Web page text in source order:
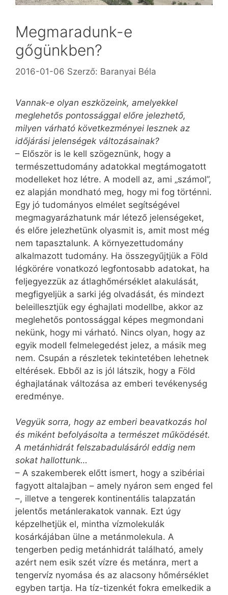
Megmaradunk-e
gőgünkben?
2016-01-06 Szerző: Baranyai Béla
Vannak-e olyan eszközeink, amelyekkel
meglehetős pontossággal előre jelezhető,
milyen várható következményei lesznek az
időjárási jelenségek változásainak?
– Először is le kell szögeznünk, hogy a
természettudomány adatokkal megtámogatott
modelleket hoz létre. A modell az, ami „számol”,
ez alapján mondható meg, hogy mi fog történni.
Egy jó tudományos elmélet segítségével
megmagyarázhatunk már létező jelenségeket,
és előre jelezhetünk olyasmit is, amit most még
nem tapasztalunk. A környezettudomány
alkalmazott tudomány. Ha összegyűjtjük a Föld
légkörére vonatkozó legfontosabb adatokat, ha
feljegyezzük az átlaghőmérséklet alakulását,
megfigyeljük a sarki jég olvadását, és mindezt
beleillesztjük egy éghajlati modellbe, akkor az
meglehetős pontossággal képes megmondani
nekünk, hogy mi várható. Nincs olyan, hogy az
egyik modell felmelegedést jelez, a másik meg
nem. Csupán a részletek tekintetében lehetnek
eltérések. Ebből az is jól látszik, hogy a Föld
éghajlatának változása az emberi tevékenység
eredménye.
Vegyük sorra, hogy az emberi beavatkozás hol
és miként befolyásolta a természet működését.
A metánhidrát felszabadulásáról eddig nem
sokat hallottunk…
– A szakemberek előtt ismert, hogy a szibériai
fagyott altalajban – amely nyáron sem enged fel
–, illetve a tengerek kontinentális talapzatán
jelentős metánlerakatok vannak. Ezt úgy
képzelhetjük el, mintha vízmolekulák
kosárkájában ülne a metánmolekula. A
tengerben pedig metánhidrát található, amely
azért nem esik szét vízre és metánra, mert a
tengervíz nyomása és az alacsony hőmérséklet
egyben tartja. Ha tíz-tizenkét fokra emelkedik a